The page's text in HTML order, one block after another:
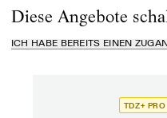
Diese Angebote
ICH HABE BEREITS EINEN
TDZ+ PRO